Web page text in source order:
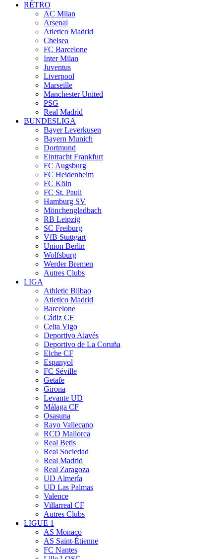
RÉTRO
AC Milan
Arsenal
Atletico Madrid
Chelsea
FC Barcelone
Inter Milan
Juventus
Liverpool
Marseille
Manchester United
PSG
Real Madrid
BUNDESLIGA
Bayer Leverkusen
Bayern Munich
Dortmund
Eintracht Frankfurt
FC Augsburg
FC Heidenheim
FC Köln
FC St. Pauli
Hamburg SV
Mönchengladbach
RB Leipzig
SC Freiburg
VfB Stuttgart
Union Berlin
Wolfsburg
Werder Bremen
Autres Clubs
LIGA
Athletic Bilbao
Atletico Madrid
Barcelone
Cádiz CF
Celta Vigo
Deportivo Alavés
Deportivo de La Coruña
Elche CF
Espanyol
FC Séville
Getafe
Girona
Levante UD
Málaga CF
Osasuna
Rayo Vallecano
RCD Mallorca
Real Betis
Real Sociedad
Real Madrid
Real Zaragoza
UD Almería
UD Las Palmas
Valence
Villarreal CF
Autres Clubs
LIGUE 1
AS Monaco
AS Saint-Étienne
FC Nantes